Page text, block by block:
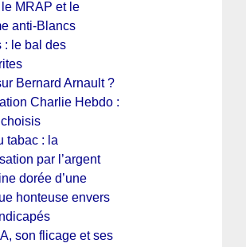
MRAP et le
anti-Blancs
: le bal des
Bernard Arnault ?
Charlie Hebdo :
tabac : la
par l’argent
dorée d’une
honteuse envers
son flicage et ses